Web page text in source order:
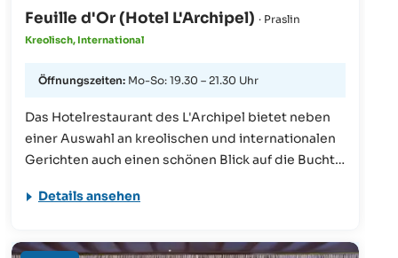
Feuille d'Or (Hotel L'Archipel) · Praslin
Kreolisch, International
Öffnungszeiten: Mo-So: 19.30 – 21.30 Uhr
Das Hotelrestaurant des L'Archipel bietet neben
einer Auswahl an kreolischen und internationalen
Gerichten auch einen schönen Blick auf die Bucht
Musik.
Details ansehen